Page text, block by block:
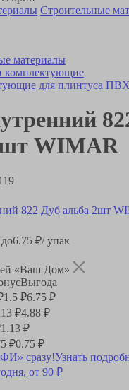
Строительные
материалы
комплектующие
для плинтуса ПВХ
WIMAR
6.75 ₽/ упак
«Ваш Дом»
Выгода
1.5 ₽6.75 ₽
₽4.88 ₽
1.13 ₽
₽0.75 ₽
сразу!Узнать
от 90 ₽